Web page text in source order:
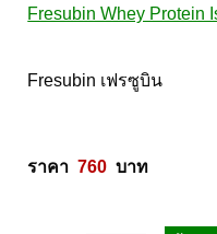
Fresubin Whey Protein
Fresubin เฟรซูบิน
ราคา 760
  บาท